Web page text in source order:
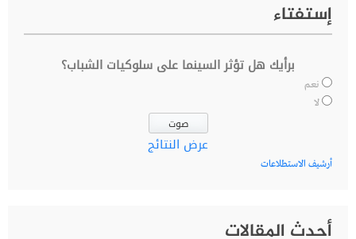
إستفتاء
برأيك هل تؤثر السينما على سلوكيات الشباب؟
نعم
لا
عرض النتائج
أرشيف الاستطلاعات
أحدث المقالات